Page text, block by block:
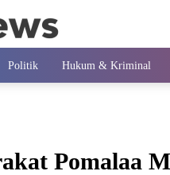
Politik Hukum & Kriminal
Pomalaa